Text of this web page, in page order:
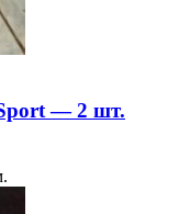
— 2 шт.